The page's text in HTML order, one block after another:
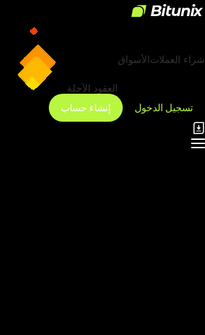
شراء العملاتالأسواق
العقود الآجلة
تسجيل الدخول إنشاء حساب